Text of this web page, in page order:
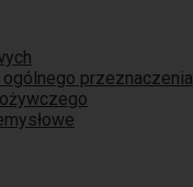
przeznaczenia